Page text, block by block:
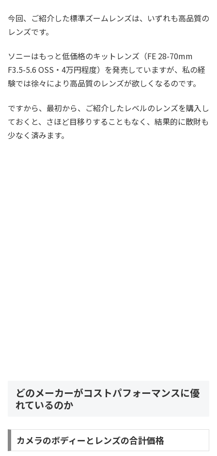
今回、ご紹介した標準ズームレンズは、いずれも高品質の
レンズです。
ソニーはもっと低価格のキットレンズ（FE 28-70mm
F3.5-5.6 OSS・4万円程度）を発売していますが、私の経
験では徐々により高品質のレンズが欲しくなるのです。
ですから、最初から、ご紹介したレベルのレンズを購入し
ておくと、さほど目移りすることもなく、結果的に散財も
少なく済みます。
どのメーカーがコストパフォーマンスに優
れているのか
カメラのボディーとレンズの合計価格